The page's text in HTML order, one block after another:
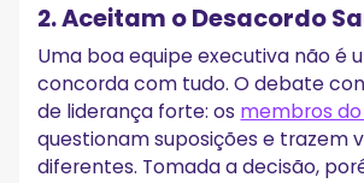
2. Aceitam o Desacordo
Uma boa equipe executiva não é
concorda com tudo. O debate
de liderança forte: os membros
questionam suposições e trazem
diferentes. Tomada a decisão,